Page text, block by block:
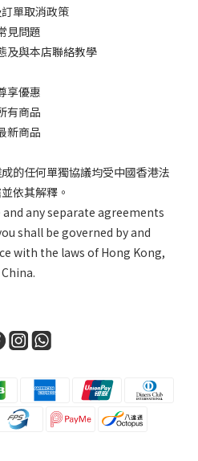
單取消政策
見問題
及與本店聯絡教學
享優惠
有商品
新商品
的任何單獨協議均受中國香港法
依其解釋。
any separate agreements
shall be governed by and
with the laws of Hong Kong,
China.